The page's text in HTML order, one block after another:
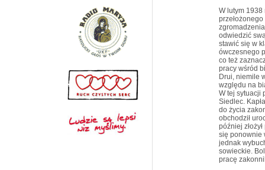
W lutym 1938
odwiedzić
stawić się w
ówczesnego
co też
pracy wśród
Drui, niemile
względu na
W tej sytuacji
Siedlec.
do życia
obchodził
później
się ponownie
jednak
sowieckie.
pracę